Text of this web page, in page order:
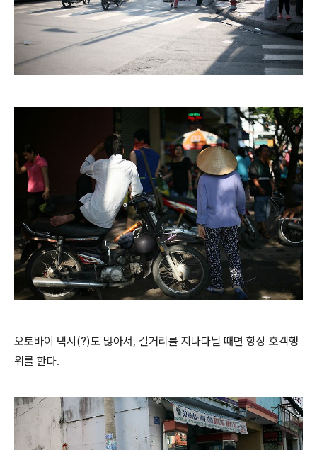
오토바이 택시(?)도 많아서, 길거리를 지나다닐 때면 항상 호객행
위를 한다.